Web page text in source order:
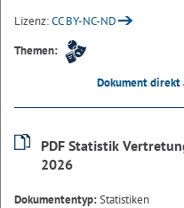
Lizenz:CC BY-NC-ND
Themen:
Dokument direkt
PDF Statistik
2026
Dokumententyp:Statistiken